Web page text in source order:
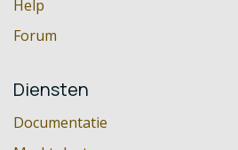
Help
Forum
Diensten
Documentatie